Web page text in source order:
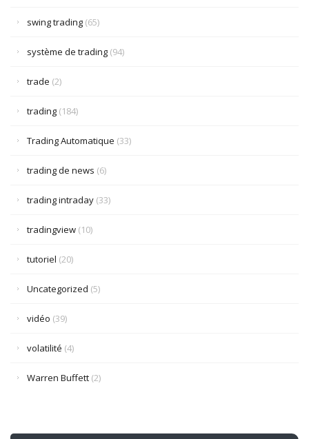
swing trading (65)
système de trading (94)
trade (2)
trading (184)
Trading Automatique (33)
trading de news (6)
trading intraday (33)
tradingview (10)
tutoriel (20)
Uncategorized (5)
vidéo (39)
volatilité (4)
Warren Buffett (2)